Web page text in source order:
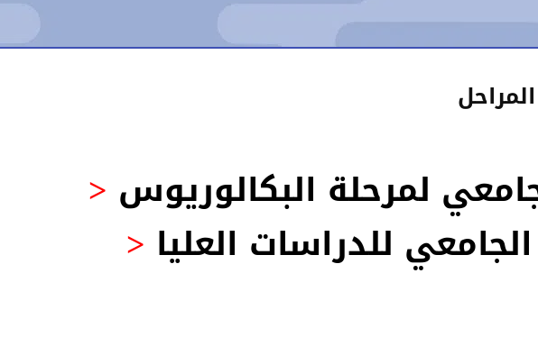
لمرحلة البكالوريوس <
للدراسات العليا <